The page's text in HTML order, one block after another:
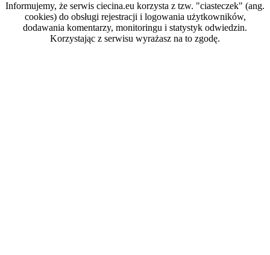
Informujemy, że serwis ciecina.eu korzysta z tzw. "ciasteczek" (ang.
cookies) do obsługi rejestracji i logowania użytkowników,
dodawania komentarzy, monitoringu i statystyk odwiedzin.
Korzystając z serwisu wyrażasz na to zgodę.